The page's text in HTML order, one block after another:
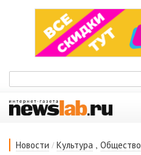
Новости / Культура , Общество